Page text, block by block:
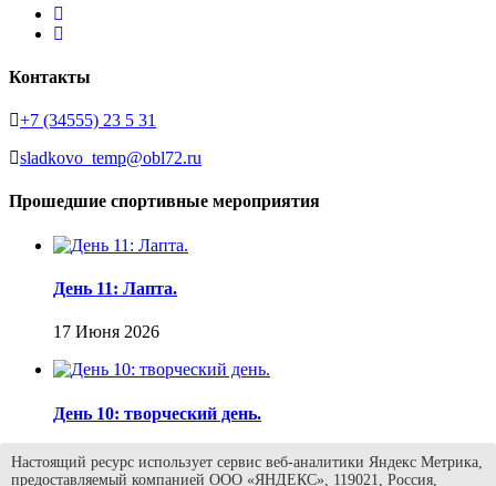
Контакты
+7 (34555) 23 5 31
sladkovo_temp@obl72.ru
Прошедшие спортивные мероприятия
День 11: Лапта.
17 Июня 2026
День 10: творческий день.
16 Июня 2026
Настоящий ресурс использует сервис веб-аналитики Яндекс Метрика,
предоставляемый компанией ООО «ЯНДЕКС», 119021, Россия,